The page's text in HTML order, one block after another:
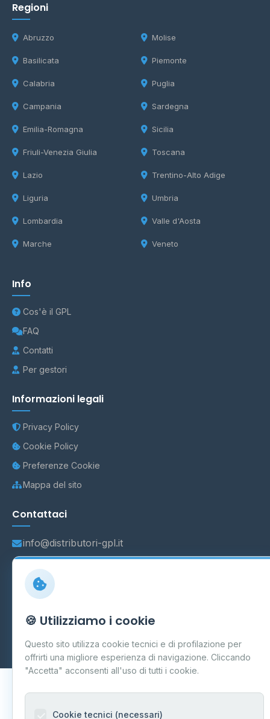
Regioni
Abruzzo
Basilicata
Calabria
Campania
Emilia-Romagna
Friuli-Venezia Giulia
Lazio
Liguria
Lombardia
Marche
Molise
Piemonte
Puglia
Sardegna
Sicilia
Toscana
Trentino-Alto Adige
Umbria
Valle d'Aosta
Veneto
Info
Cos'è il GPL
FAQ
Contatti
Per gestori
Informazioni legali
Privacy Policy
Cookie Policy
Preferenze Cookie
Mappa del sito
Contattaci
info@distributori-gpl.it
Carpi P.IVA 03859300364
Aggiornamento quotidiano
🍪 Utilizziamo i cookie
Questo sito utilizza cookie tecnici e di profilazione per
offrirti una migliore esperienza di navigazione. Cliccando
"Accetta" acconsenti all'uso di tutti i cookie.
Cookie tecnici (necessari)